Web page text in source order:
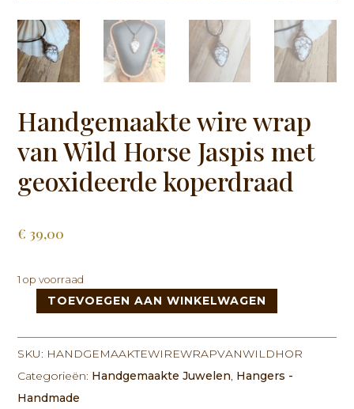
Handgemaakte wire wrap
van Wild Horse Jaspis met
geoxideerde koperdraad
€ 39,00
1 op voorraad
Handgemaakte
Wild
Horse
TOEVOEGEN AAN WINKELWAGEN
SKU: HANDGEMAAKTEWIREWRAPVANWILDHOR
Categorieën: Handgemaakte Juwelen, Hangers -
Handmade